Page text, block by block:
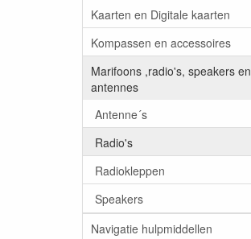
Kaarten en Digitale kaarten
Kompassen en accessoires
Marifoons ,radio's, speakers en
antennes
Antenne´s
Radio's
Radiokleppen
Speakers
Navigatie hulpmiddellen